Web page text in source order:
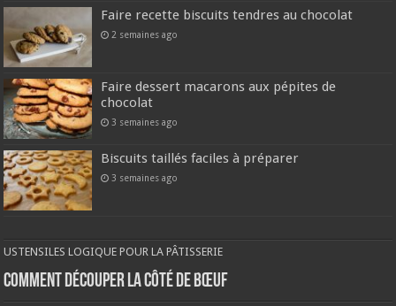
Faire recette biscuits tendres au chocolat
2 semaines ago
Faire dessert macarons aux pépites de
chocolat
3 semaines ago
Biscuits taillés faciles à préparer
3 semaines ago
USTENSILES LOGIQUE POUR LA PÂTISSERIE
COMMENT DÉCOUPER LA CÔTÉ DE BŒUF